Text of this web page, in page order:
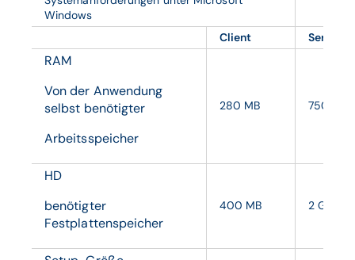
Windows
Client
Server
RAM
Von der Anwendung
selbst benötigter
Arbeitsspeicher
280 MB 750 MB
HD
benötigter
Festplattenspeicher
400 MB 2 GB